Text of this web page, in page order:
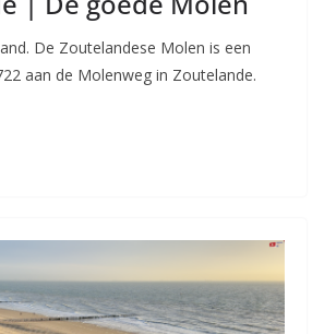
De Zoutelandese Molen is een
aan de Molenweg in Zoutelande.